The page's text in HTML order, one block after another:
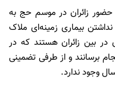
زائران در موسم حج به
یابد و نداشتن بیماری زمینه‌ای ملاک
در بین زائران هستند که در
برسانند و از طرفی تضمینی